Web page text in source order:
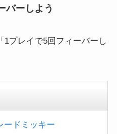
バーしよう
1プレイで5回フィーバーし
ードミッキー